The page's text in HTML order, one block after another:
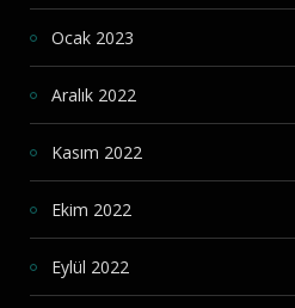
Ocak 2023
Aralık 2022
Kasım 2022
Ekim 2022
Eylül 2022